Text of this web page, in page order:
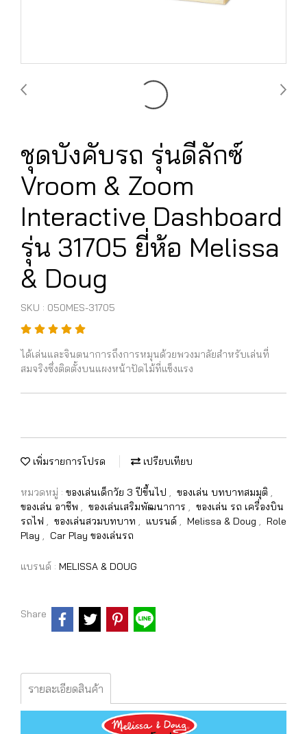
ชุดบังคับรถ รุ่นดีลักซ์
Vroom & Zoom
Interactive Dashboard
รุ่น 31705 ยี่ห้อ Melissa
& Doug
SKU : 050MES-31705
ได้เล่นและจินตนาการถึงการหมุนด้วยพวงมาลัยสำหรับเล่นที่
สมจริงซึ่งติดตั้งบนแผงหน้าปัดไม้ที่แข็งแรง
เพิ่มรายการโปรด เปรียบเทียบ
หมวดหมู่ : ของเล่นเด็กวัย 3 ปีขึ้นไป , ของเล่น บทบาทสมมุติ ,
ของเล่น อาชีพ , ของเล่นเสริมพัฒนาการ , ของเล่น รถ เครื่องบิน
รถไฟ , ของเล่นสวมบทบาท , แบรนด์ , Melissa & Doug , Role
Play , Car Play ของเล่นรถ
แบรนด์ : MELISSA & DOUG
Share
รายละเอียดสินค้า